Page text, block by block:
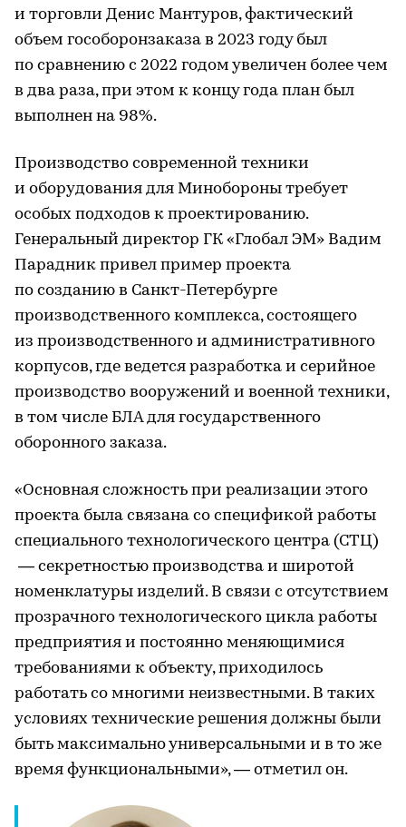
и торговли Денис Мантуров, фактический
объем гособоронзаказа в 2023 году был
по сравнению с 2022 годом увеличен более чем
в два раза, при этом к концу года план был
выполнен на 98%.
Производство современной техники
и оборудования для Минобороны требует
особых подходов к проектированию.
Генеральный директор ГК «Глобал ЭМ» Вадим
Парадник привел пример проекта
по созданию в Санкт-Петербурге
производственного комплекса, состоящего
из производственного и административного
корпусов, где ведется разработка и серийное
производство вооружений и военной техники,
в том числе БЛА для государственного
оборонного заказа.
«Основная сложность при реализации этого
проекта была связана со спецификой работы
специального технологического центра (СТЦ)
— секретностью производства и широтой
номенклатуры изделий. В связи с отсутствием
прозрачного технологического цикла работы
предприятия и постоянно меняющимися
требованиями к объекту, приходилось
работать со многими неизвестными. В таких
условиях технические решения должны были
быть максимально универсальными и в то же
время функциональными», — отметил он.